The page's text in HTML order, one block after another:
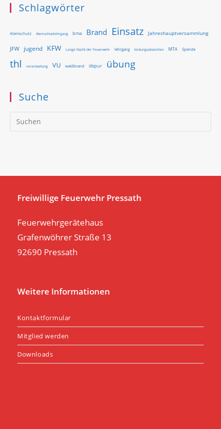
Schlagwörter
Atemschutz Atemschutzlehrgang bma Brand Einsatz Jahreshauptversammlung
JFW jugend KFW Lange Nacht der Feuerwehr lehrgang leistungsabzeichen MTA Spende
thl veranstaltung VU waldbrand ölspur übung
Suche
Freiwillige Feuerwehr Pressath
Feuerwehrgerätehaus
Grafenwöhrer Straße 13
92690 Pressath
Weitere Informationen
Kontaktformular
Mitglied werden
Downloads